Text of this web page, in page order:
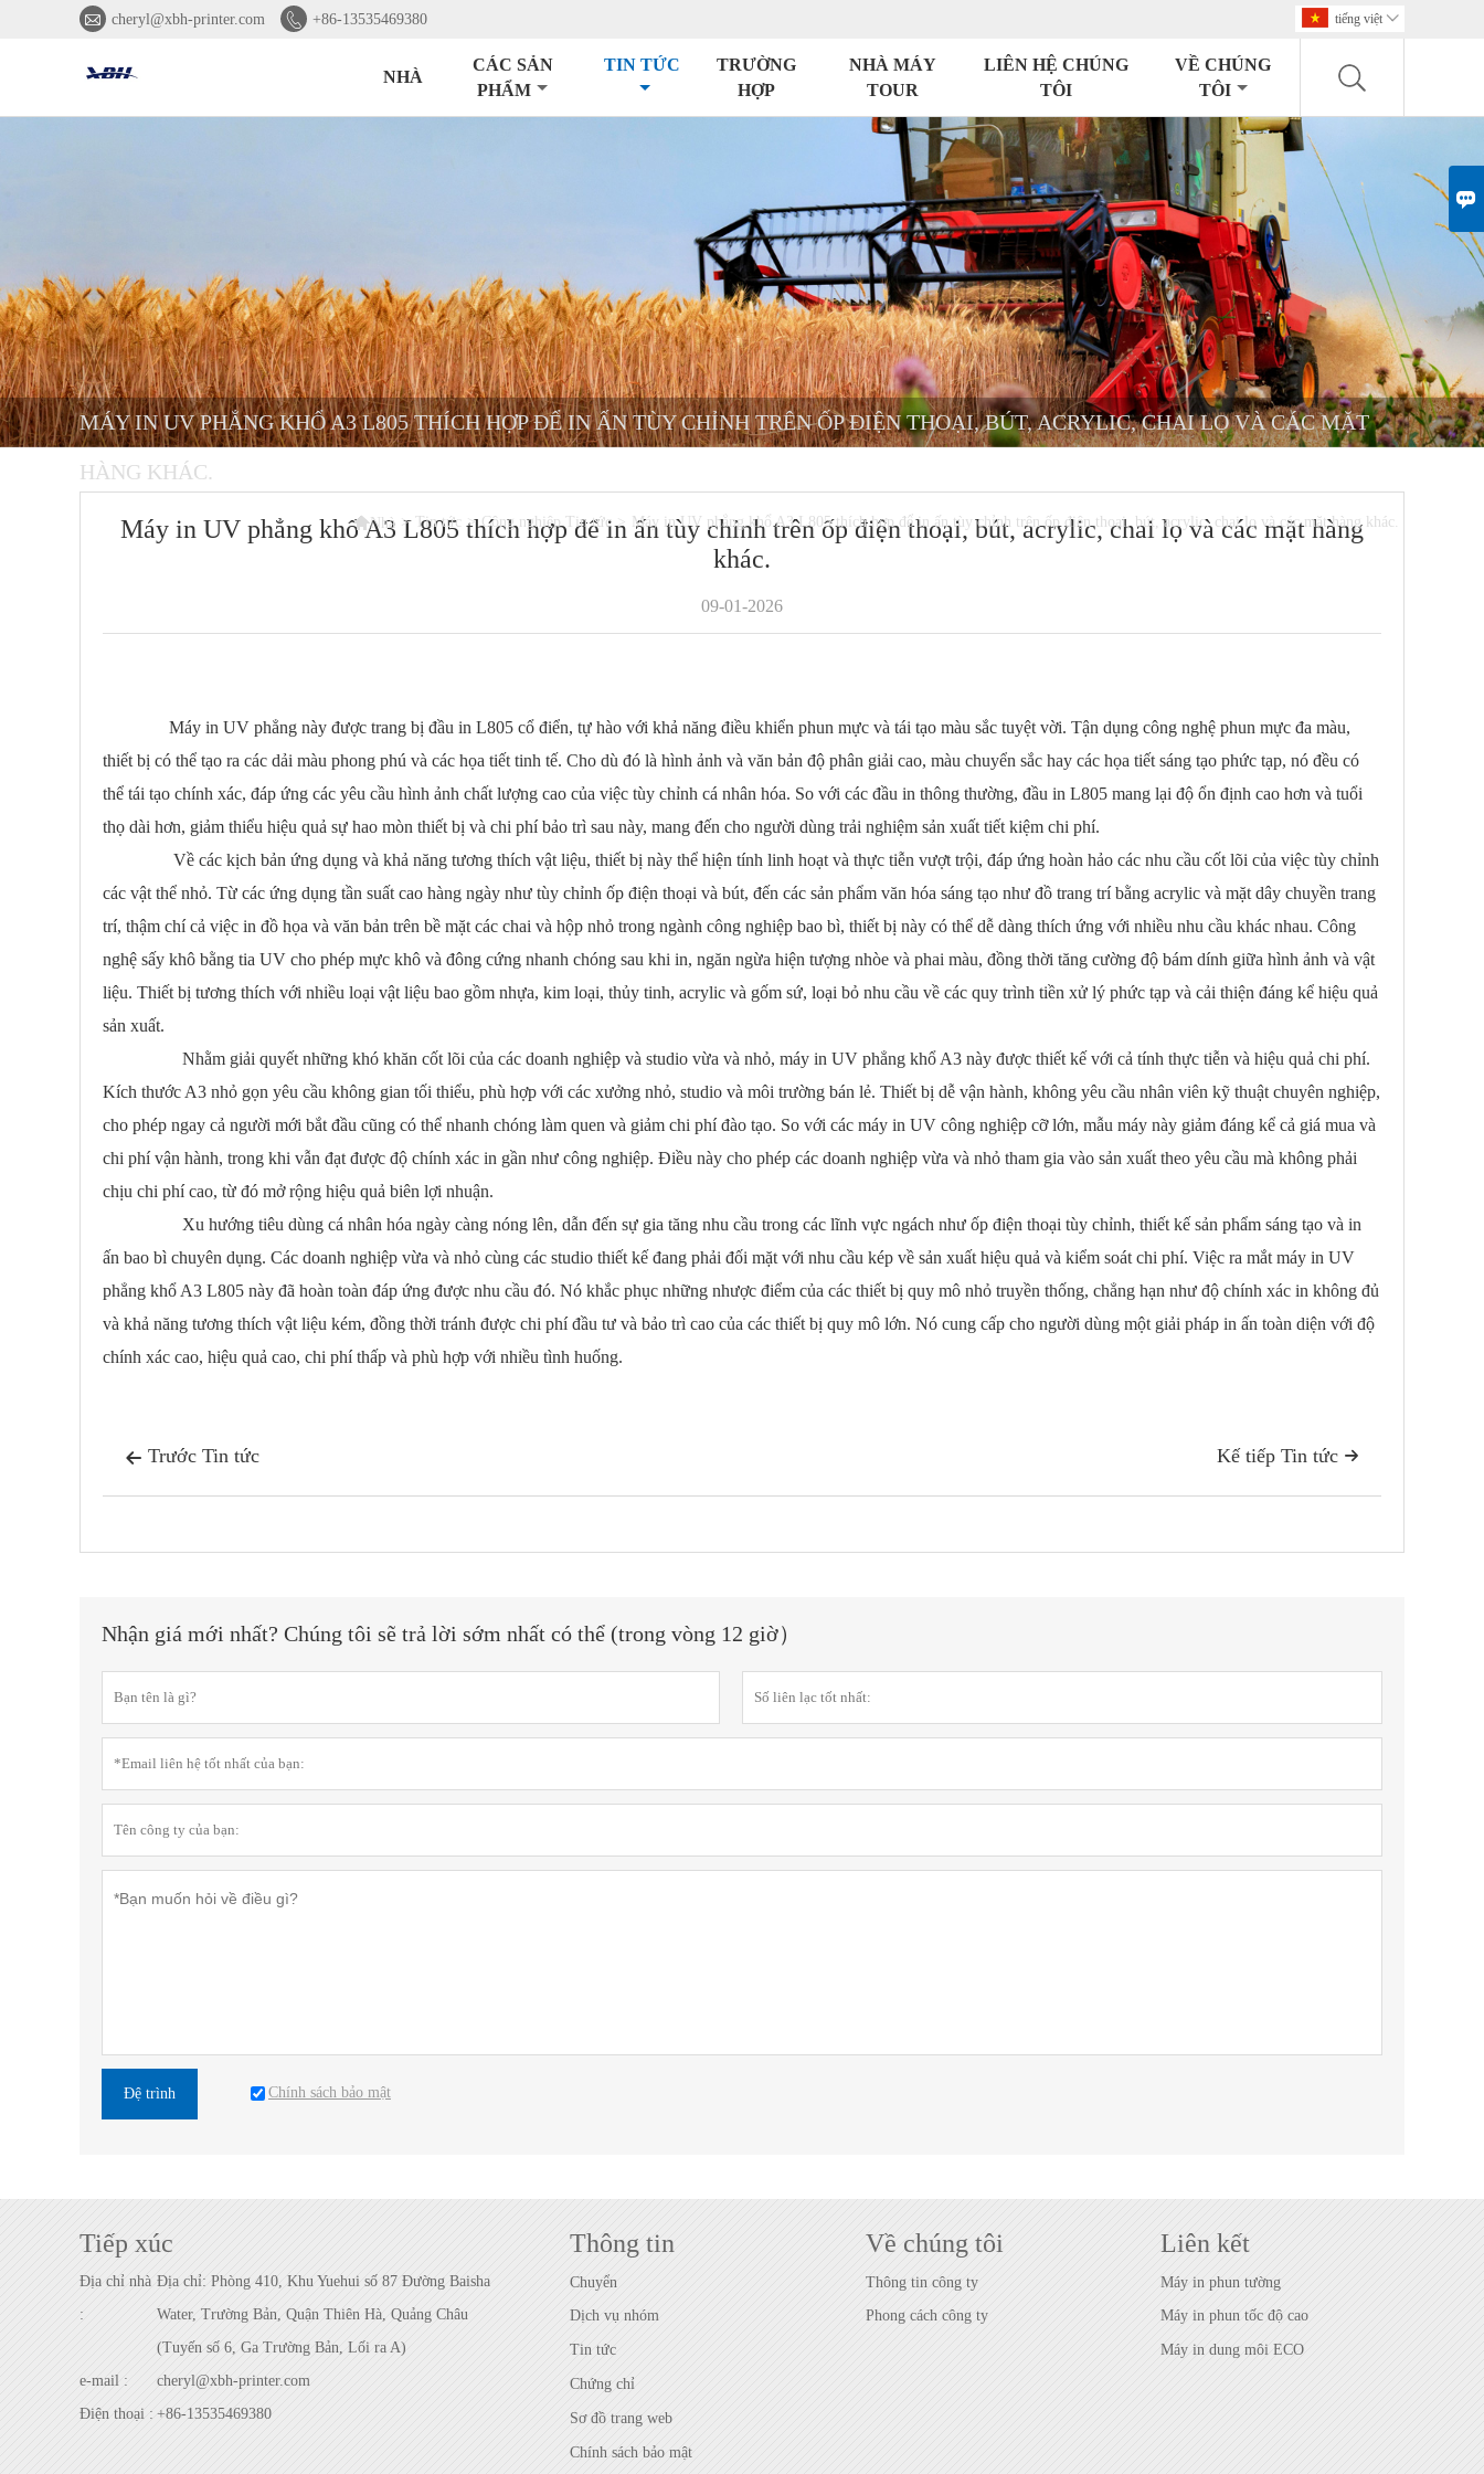

 cheryl@xbh-printer.com  +86-13535469380 tiếng việt 
NHÀ
CÁC SẢN
PHẨM
TIN TỨC
TRƯỜNG
HỢP
NHÀ MÁY
TOUR
LIÊN HỆ CHÚNG
TÔI
VỀ CHÚNG
TÔI
MÁY IN UV PHẲNG KHỔ A3 L805 THÍCH HỢP ĐỂ IN ẤN TÙY CHỈNH TRÊN ỐP ĐIỆN THOẠI, BÚT, ACRYLIC, CHAI LỌ VÀ CÁC MẶT
HÀNG KHÁC.
Nhà > Tin tức > Công nghiệp Tin tức > Máy in UV phẳng khổ A3 L805 thích hợp để in ấn tùy chỉnh trên ốp điện thoại, bút, acrylic, chai lọ và các mặt hàng khác.
Máy in UV phẳng khổ A3 L805 thích hợp để in ấn tùy chỉnh trên ốp điện thoại, bút, acrylic, chai lọ và các mặt hàng
khác.
09-01-2026
Máy in UV phẳng này được trang bị đầu in L805 cổ điển, tự hào với khả năng điều khiển phun mực và tái tạo màu sắc tuyệt vời. Tận dụng công nghệ phun mực đa màu,
thiết bị có thể tạo ra các dải màu phong phú và các họa tiết tinh tế. Cho dù đó là hình ảnh và văn bản độ phân giải cao, màu chuyển sắc hay các họa tiết sáng tạo phức tạp, nó đều có
thể tái tạo chính xác, đáp ứng các yêu cầu hình ảnh chất lượng cao của việc tùy chỉnh cá nhân hóa. So với các đầu in thông thường, đầu in L805 mang lại độ ổn định cao hơn và tuổi
thọ dài hơn, giảm thiểu hiệu quả sự hao mòn thiết bị và chi phí bảo trì sau này, mang đến cho người dùng trải nghiệm sản xuất tiết kiệm chi phí.
Về các kịch bản ứng dụng và khả năng tương thích vật liệu, thiết bị này thể hiện tính linh hoạt và thực tiễn vượt trội, đáp ứng hoàn hảo các nhu cầu cốt lõi của việc tùy chỉnh
các vật thể nhỏ. Từ các ứng dụng tần suất cao hàng ngày như tùy chỉnh ốp điện thoại và bút, đến các sản phẩm văn hóa sáng tạo như đồ trang trí bằng acrylic và mặt dây chuyền trang
trí, thậm chí cả việc in đồ họa và văn bản trên bề mặt các chai và hộp nhỏ trong ngành công nghiệp bao bì, thiết bị này có thể dễ dàng thích ứng với nhiều nhu cầu khác nhau. Công
nghệ sấy khô bằng tia UV cho phép mực khô và đông cứng nhanh chóng sau khi in, ngăn ngừa hiện tượng nhòe và phai màu, đồng thời tăng cường độ bám dính giữa hình ảnh và vật
liệu. Thiết bị tương thích với nhiều loại vật liệu bao gồm nhựa, kim loại, thủy tinh, acrylic và gốm sứ, loại bỏ nhu cầu về các quy trình tiền xử lý phức tạp và cải thiện đáng kể hiệu quả
sản xuất.
Nhằm giải quyết những khó khăn cốt lõi của các doanh nghiệp và studio vừa và nhỏ, máy in UV phẳng khổ A3 này được thiết kế với cả tính thực tiễn và hiệu quả chi phí.
Kích thước A3 nhỏ gọn yêu cầu không gian tối thiểu, phù hợp với các xưởng nhỏ, studio và môi trường bán lẻ. Thiết bị dễ vận hành, không yêu cầu nhân viên kỹ thuật chuyên nghiệp,
cho phép ngay cả người mới bắt đầu cũng có thể nhanh chóng làm quen và giảm chi phí đào tạo. So với các máy in UV công nghiệp cỡ lớn, mẫu máy này giảm đáng kể cả giá mua và
chi phí vận hành, trong khi vẫn đạt được độ chính xác in gần như công nghiệp. Điều này cho phép các doanh nghiệp vừa và nhỏ tham gia vào sản xuất theo yêu cầu mà không phải
chịu chi phí cao, từ đó mở rộng hiệu quả biên lợi nhuận.
Xu hướng tiêu dùng cá nhân hóa ngày càng nóng lên, dẫn đến sự gia tăng nhu cầu trong các lĩnh vực ngách như ốp điện thoại tùy chỉnh, thiết kế sản phẩm sáng tạo và in
ấn bao bì chuyên dụng. Các doanh nghiệp vừa và nhỏ cùng các studio thiết kế đang phải đối mặt với nhu cầu kép về sản xuất hiệu quả và kiểm soát chi phí. Việc ra mắt máy in UV
phẳng khổ A3 L805 này đã hoàn toàn đáp ứng được nhu cầu đó. Nó khắc phục những nhược điểm của các thiết bị quy mô nhỏ truyền thống, chẳng hạn như độ chính xác in không đủ
và khả năng tương thích vật liệu kém, đồng thời tránh được chi phí đầu tư và bảo trì cao của các thiết bị quy mô lớn. Nó cung cấp cho người dùng một giải pháp in ấn toàn diện với độ
chính xác cao, hiệu quả cao, chi phí thấp và phù hợp với nhiều tình huống.
 Trước Tin tức 
Kế tiếp Tin tức
Nhận giá mới nhất? Chúng tôi sẽ trả lời sớm nhất có thể (trong vòng 12 giờ）
Đệ trình Chính sách bảo mật
Tiếp xúc
Địa chỉ nhà
:
Địa chỉ: Phòng 410, Khu Yuehui số 87 Đường Baisha
Water, Trường Bản, Quận Thiên Hà, Quảng Châu
(Tuyến số 6, Ga Trường Bản, Lối ra A)
e-mail :
cheryl@xbh-printer.com
Điện thoại : +86-13535469380
Thông tin
Chuyển
Dịch vụ nhóm
Tin tức
Chứng chỉ
Sơ đồ trang web
Chính sách bảo mật
Về chúng tôi
Thông tin công ty
Phong cách công ty
Liên kết
Máy in phun tường
Máy in phun tốc độ cao
Máy in dung môi ECO